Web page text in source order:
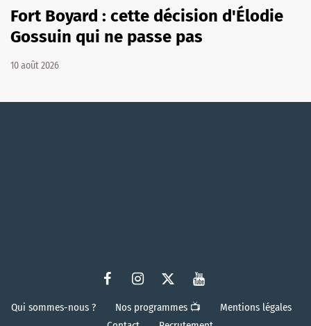
Fort Boyard : cette décision d'Élodie
Gossuin qui ne passe pas
10 août 2026
Qui sommes-nous ? Nos programmes 📺
Mentions légales